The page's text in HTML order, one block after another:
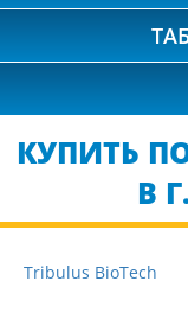
КУПИТЬ
В
Tribulus BioTech